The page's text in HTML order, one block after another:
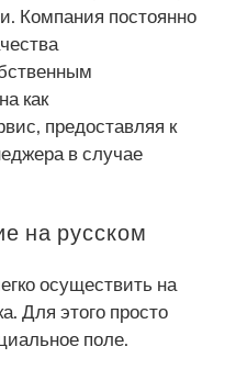
Компания постоянно
как
предоставляя к
в случае
на русском
осуществить на
Для этого просто
поле.